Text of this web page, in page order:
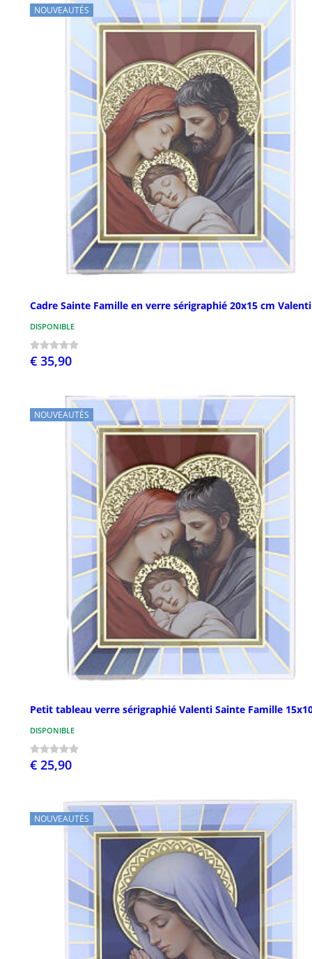
NOUVEAUTÉS
Cadre Sainte Famille en verre sérigraphié 20x15 cm Valenti
DISPONIBLE
€ 35,90
NOUVEAUTÉS
Petit tableau verre sérigraphié Valenti Sainte Famille
DISPONIBLE
€ 25,90
NOUVEAUTÉS